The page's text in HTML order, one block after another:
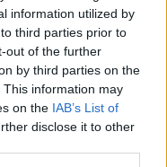
information utilized by
third parties prior to
out of the further
by third parties on the
This information may
on the IAB’s List of
disclose it to other